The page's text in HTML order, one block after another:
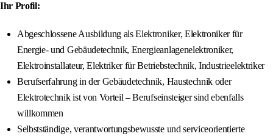
Ihr Profil:
Abgeschlossene Ausbildung als Elektroniker, Elektroniker für
Energie- und Gebäudetechnik, Energieanlagenelektroniker,
Elektroinstallateur, Elektriker für Betriebstechnik, Industrieelektriker
Berufserfahrung in der Gebäudetechnik, Haustechnik oder
Elektrotechnik ist von Vorteil – Berufseinsteiger sind ebenfalls
willkommen
Selbstständige, verantwortungsbewusste und serviceorientierte